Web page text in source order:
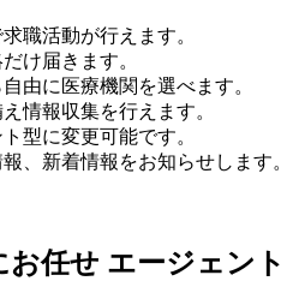
職活動が行えます。
け届きます。
由に医療機関を選べます。
情報収集を行えます。
型に変更可能です。
、新着情報をお知らせします。
お任せ エージェン